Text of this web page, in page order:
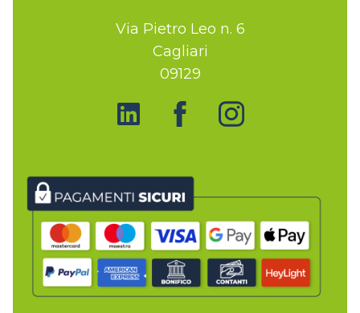
Via Pietro Leo n. 6
Cagliari
09129